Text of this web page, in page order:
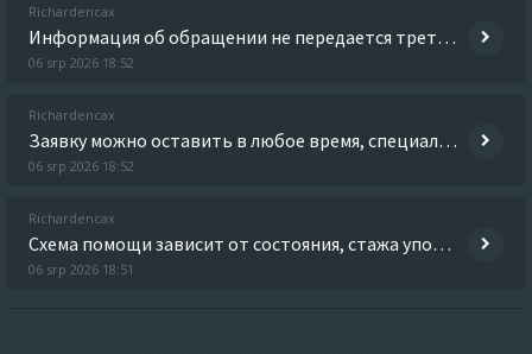
Richardencax
Информация об обращении не передается третьим лицам, а детали лечения обсуждаются только с пациентом. Получить дополнит
06 srp 2026 18:52
Richardencax
Заявку можно оставить в любое время, специалист быстро сориентирует по дальнейшим действиям. Исследовать вопрос подробн
06 srp 2026 18:52
Richardencax
Схема помощи зависит от состояния, стажа употребления, противопоказаний и дальнейших целей лечения. Выяснить больше -
06 srp 2026 18:51